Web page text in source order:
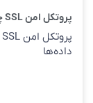
پروتکل امن SSL چیست؟
داده‌ها